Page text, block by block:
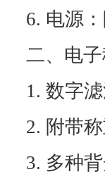
6. 电源
二、电
1. 数字
2. 附带
3. 多种